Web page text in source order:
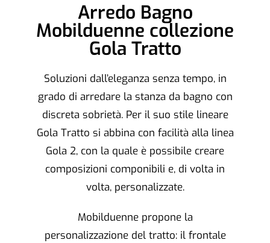
Arredo Bagno
Mobilduenne collezione
Gola Tratto
Soluzioni dall’eleganza senza tempo, in
grado di arredare la stanza da bagno con
discreta sobrietà. Per il suo stile lineare
Gola Tratto si abbina con facilità alla linea
Gola 2, con la quale è possibile creare
composizioni componibili e, di volta in
volta, personalizzate.
Mobilduenne propone la
personalizzazione del tratto: il frontale